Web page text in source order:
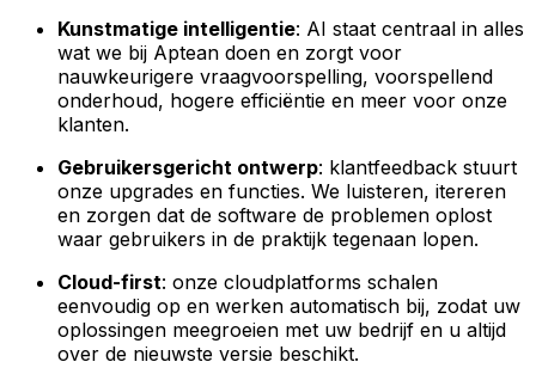
Kunstmatige intelligentie: AI staat centraal in alles
wat we bij Aptean doen en zorgt voor
nauwkeurigere vraagvoorspelling, voorspellend
onderhoud, hogere efficiëntie en meer voor onze
klanten.
Gebruikersgericht ontwerp: klantfeedback stuurt
onze upgrades en functies. We luisteren, itereren
en zorgen dat de software de problemen oplost
waar gebruikers in de praktijk tegenaan lopen.
Cloud-first: onze cloudplatforms schalen
eenvoudig op en werken automatisch bij, zodat uw
oplossingen meegroeien met uw bedrijf en u altijd
over de nieuwste versie beschikt.